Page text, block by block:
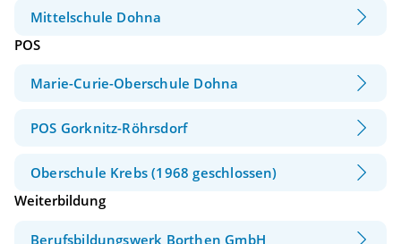
Mittelschule Dohna
POS
Marie-Curie-Oberschule Dohna
POS Gorknitz-Röhrsdorf
Oberschule Krebs (1968 geschlossen)
Weiterbildung
Berufsbildungswerk Borthen GmbH